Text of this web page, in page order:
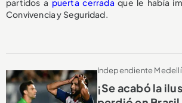
Convivencia y Seguridad.
Independiente
¡Se acabó la